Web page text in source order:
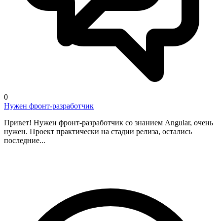
0
Нужен фронт-разработчик
Привет! Нужен фронт-разработчик со знанием Angular, очень
нужен. Проект практически на стадии релиза, остались
последние...